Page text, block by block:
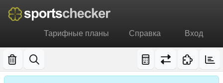
Тарифные планы Справка Вход